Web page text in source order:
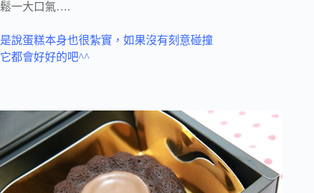
鬆一大口氣….
是說蛋糕本身也很紮實，如果沒有刻意碰撞
它都會好好的吧^^